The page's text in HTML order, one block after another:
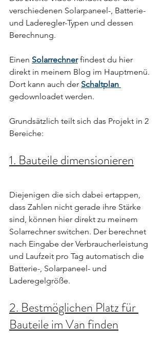
verschiedenen Solarpaneel-, Batterie-
und Laderegler-Typen und dessen
Berechnung.
Einen Solarrechner findest du hier
direkt in meinem Blog im Hauptmenü.
Dort kann auch der Schaltplan
gedownloadet werden.
Grundsätzlich teilt sich das Projekt in 2
Bereiche:
1. Bauteile dimensionieren
Diejenigen die sich dabei ertappen,
dass Zahlen nicht gerade ihre Stärke
sind, können hier direkt zu meinem
Solarrechner switchen. Der berechnet
nach Eingabe der Verbraucherleistung
und Laufzeit pro Tag automatisch die
Batterie-, Solarpaneel- und
Laderegelgröße.
2. Bestmöglichen Platz für
Bauteile im Van finden